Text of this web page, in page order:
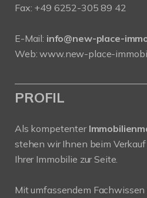
Fax: +49 6252-305 89 42
E-Mail: info@new-place-
Web:www.new-place-
PROFIL
Als kompetenter
stehen wir Ihnen beim
Ihrer Immobilie zur Seite.
Mit umfassendem